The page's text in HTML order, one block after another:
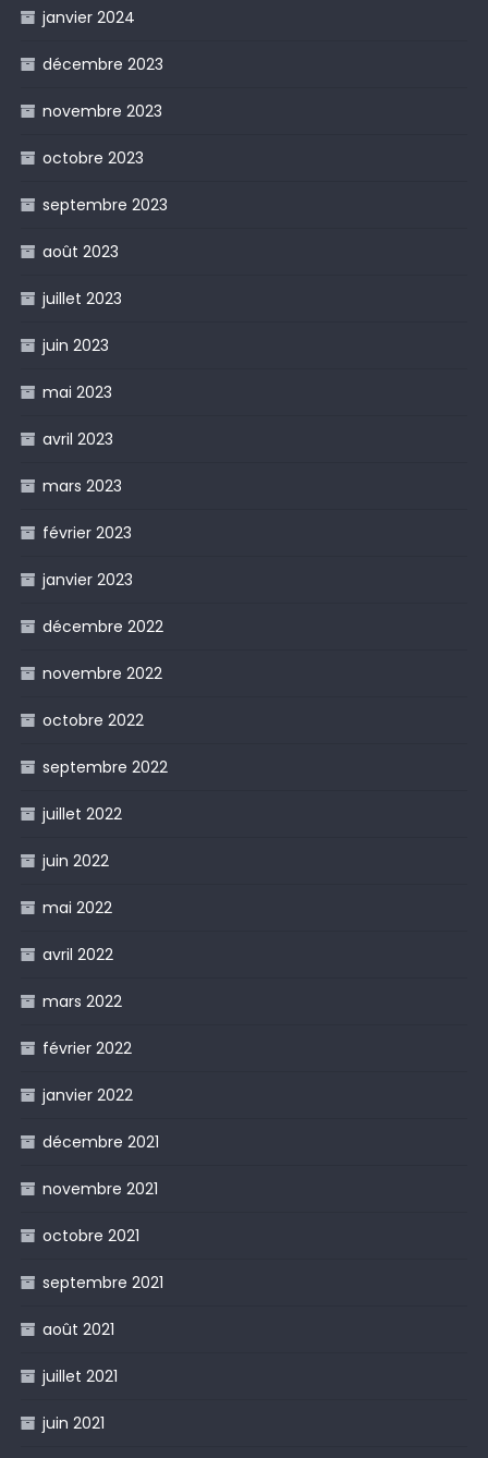
janvier 2024
décembre 2023
novembre 2023
octobre 2023
septembre 2023
août 2023
juillet 2023
juin 2023
mai 2023
avril 2023
mars 2023
février 2023
janvier 2023
décembre 2022
novembre 2022
octobre 2022
septembre 2022
juillet 2022
juin 2022
mai 2022
avril 2022
mars 2022
février 2022
janvier 2022
décembre 2021
novembre 2021
octobre 2021
septembre 2021
août 2021
juillet 2021
juin 2021